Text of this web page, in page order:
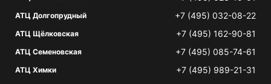
АТЦ Долгопрудный +7 (495) 032-08-22
АТЦ Щёлковская +7 (495) 162-90-81
АТЦ Семеновская +7 (495) 085-74-61
АТЦ Химки +7 (495) 989-21-31